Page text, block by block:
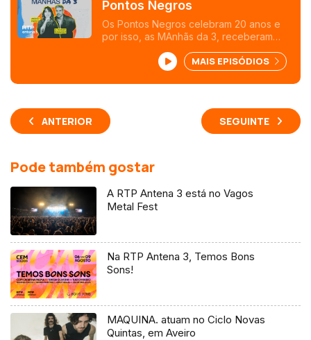
Pontos Negros
Os Pontos Negros celebram 20 anos e
por isso, as MAnhãs da 3, receberam
pessoas em quem a banda teve, e tem,
um grande impacto e ainda os membros
da banda, Jónatas Pires e Filipe Sousa
MAIS EPISÓDIOS
ANTERIOR SEGUINTE
Pode também gostar
A RTP Antena 3 está no Vagos
Metal Fest
Na RTP Antena 3, Temos Bons
Sons!
MAQUINA. atuam no Ciclo Novas
Quintas, em Aveiro